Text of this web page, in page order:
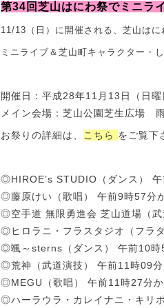
第34回芝山はにわ祭でミニラ
11/13（日）に開催される、 芝山はに
ミニライブ＆芝山町キャラクター・
開催日：平成28年11月13日（日曜
メイン会場：芝山公園芝生広場
お祭りの詳細は、 こちら をご覧下
◎HIROE’s STUDIO（ダンス）
◎藤原けい（歌唱） 午前9時57分
◎空手道 無限勇進会 芝山道場（
◎ヒロラニ・フラスタジオ（フラ
◎颯～sterns（ダンス） 午前10時
◎荒神（武道演技） 午前11時09
◎MEGU（歌唱） 午前11時27分
◎ハーラウラ・カレイナニ・キリ